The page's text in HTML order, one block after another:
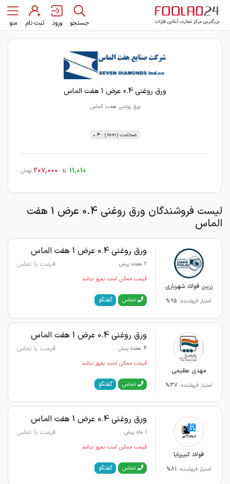
جستجو ورود ثبت نام منو
ورق روغنی 0.4 عرض 1 هفت الماس
ورق روغنی هفت الماس
ضخامت (mm) : 0.4
11,010 تا 207,000 تومان
لیست فروشندگان ورق روغنی 0.4 عرض 1 هفت
الماس
زرین فولاد شهریاری
امتیاز فروشنده: 95%
ورق روغنی 0.4 عرض 1 هفت الماس
2 هفته پیش قیمت با تماس
قیمت ممکن است به‌روز نباشد
تماس گفتگو
مهدی عظیمی
امتیاز فروشنده: 37%
ورق روغنی 0.4 عرض 1 هفت الماس
4 هفته پیش قیمت با تماس
قیمت ممکن است به‌روز نباشد
تماس گفتگو
فولاد کبیرپایا
امتیاز فروشنده: 81%
ورق روغنی 0.4 عرض 1 هفت الماس
1 ماه پیش قیمت با تماس
قیمت ممکن است به‌روز نباشد
تماس گفتگو